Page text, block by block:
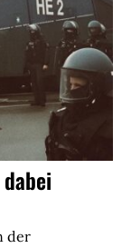
der